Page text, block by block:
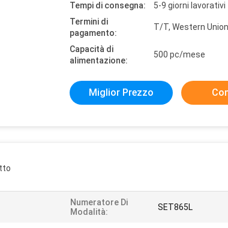
Tempi di consegna:
5-9 giorni lavorativi
Termini di
pagamento:
T/T, Western
Capacità di
alimentazione:
500 pc/mese
Miglior Prezzo
Numeratore Di
Modalità:
SET865L